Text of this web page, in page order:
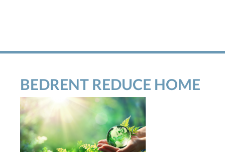
BEDRENT REDUCE HOME